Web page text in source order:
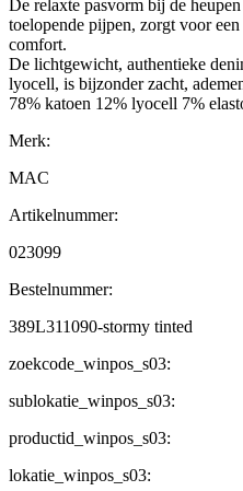
De relaxte pasvorm bij de
toelopende pijpen, zorgt voor
comfort.
De lichtgewicht, authentieke
lyocell, is bijzonder zacht,
78% katoen 12% lyocell 7%
Merk:
MAC
Artikelnummer:
023099
Bestelnummer:
389L311090-stormy tinted
zoekcode_winpos_s03:
sublokatie_winpos_s03:
productid_winpos_s03:
lokatie_winpos_s03: